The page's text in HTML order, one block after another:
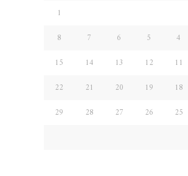
1
4
5
6
7
8
11
12
13
14
15
18
19
20
21
22
25
26
27
28
29